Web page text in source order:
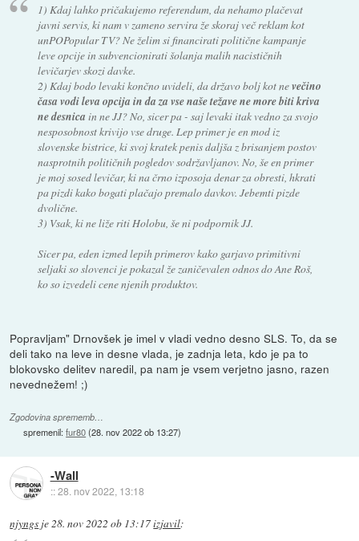
1) Kdaj lahko pričakujemo referendum, da nehamo plačevat
javni servis, ki nam v zameno servira že skoraj več reklam kot
unPOPopular TV? Ne želim si financirati politične kampanje
leve opcije in subvencionirati šolanja malih nacističnih
levičarjev skozi davke.
2) Kdaj bodo levaki končno uvideli, da državo bolj kot nevečino
časa vodi leva opcija in da za vse naše težave ne more biti kriva
ne desnica in ne JJ? No, sicer pa - saj levaki itak vedno za svojo
nesposobnost krivijo vse druge. Lep primer je en mod iz
slovenske bistrice, ki svoj kratek penis daljša z brisanjem postov
nasprotnih političnih pogledov sodržavljanov. No, še en primer
je moj sosed levičar, ki na črno izposoja denar za obresti, hkrati
pa pizdi kako bogati plačajo premalo davkov. Jebemti pizde
dvolične.
3) Vsak, ki ne liže riti Holobu, še ni podpornik JJ.
Sicer pa, eden izmed lepih primerov kako garjavo primitivni
seljaki so slovenci je pokazal že zaničevalen odnos do Ane Roš,
ko so izvedeli cene njenih produktov.
Popravljam" Drnovšek je imel v vladi vedno desno SLS. To, da se
deli tako na leve in desne vlada, je zadnja leta, kdo je pa to
blokovsko delitev naredil, pa nam je vsem verjetno jasno, razen
nevednežem! ;)
Zgodovina sprememb…
spremenil:fur80(28. nov 2022 ob 13:27)
-Wall
::28. nov 2022, 13:18
njyngs je28. nov 2022 ob 13:17izjavil: